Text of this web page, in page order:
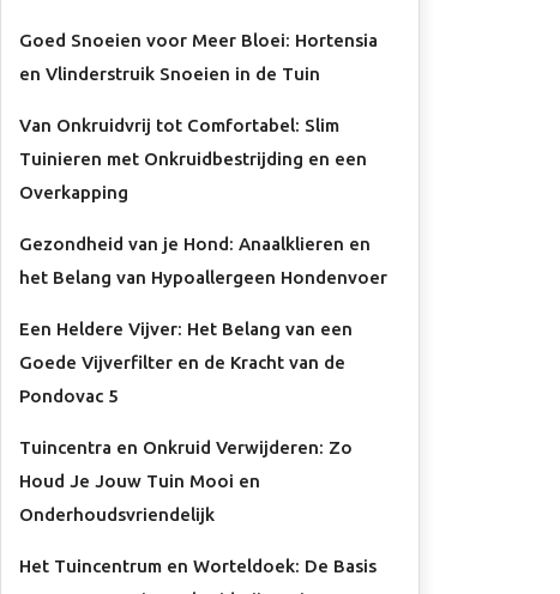
Goed Snoeien voor Meer Bloei: Hortensia
en Vlinderstruik Snoeien in de Tuin
Van Onkruidvrij tot Comfortabel: Slim
Tuinieren met Onkruidbestrijding en een
Overkapping
Gezondheid van je Hond: Anaalklieren en
het Belang van Hypoallergeen Hondenvoer
Een Heldere Vijver: Het Belang van een
Goede Vijverfilter en de Kracht van de
Pondovac 5
Tuincentra en Onkruid Verwijderen: Zo
Houd Je Jouw Tuin Mooi en
Onderhoudsvriendelijk
Het Tuincentrum en Worteldoek: De Basis